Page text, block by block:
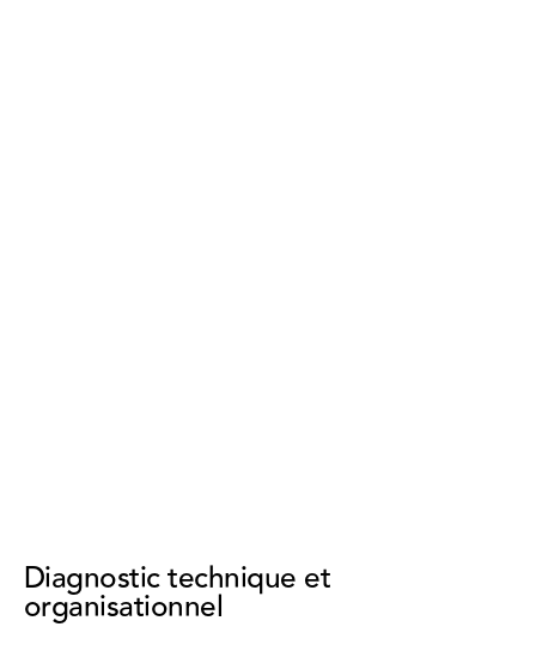
Diagnostic technique et
organisationnel